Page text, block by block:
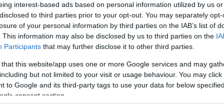
interest-based ads based on personal information utilized by us
to third parties prior to your opt-out. You may separately
of your personal information by third parties on the IAB’s list of
This information may also be disclosed by us to third parties on the
Participants that may further disclose it to other third parties.
that this website/app uses one or more Google services and may
but not limited to your visit or usage behaviour. You may
to Google and its third-party tags to use your data for below
consent section.
a területre fordított forrásokat, és külön
jelölte meg, hozzátéve: „Nem leszünk többé
”.
egyik központi üzenetét ismételte el
” – fogalmazott, hozzátéve, hogy szerinte
uniós csatlakozását, a Kijevnek szánt
„kizsebeljék Magyarországot”. A miniszterelnök